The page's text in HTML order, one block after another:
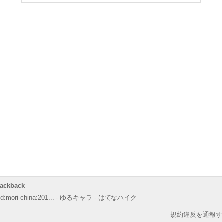
china:201... - ゆるキャラ - はてなハイク
規約違反を通報